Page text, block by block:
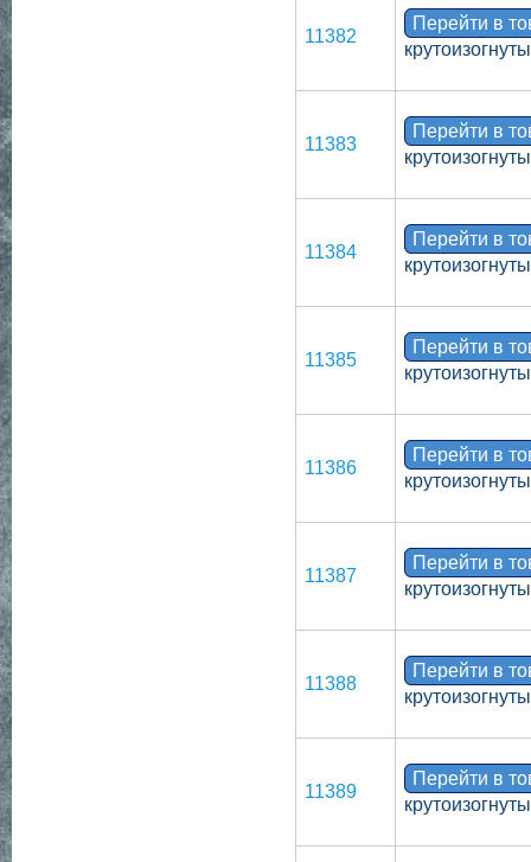
11382
Перейти в
11383
Перейти в
11384
Перейти в
11385
Перейти в
11386
Перейти в
11387
Перейти в
11388
Перейти в
11389
Перейти в